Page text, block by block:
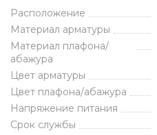
Расположение
Материал арматуры
Материал плафона/
абажура
Цвет арматуры
Цвет плафона/абажура
Напряжение питания
Срок службы